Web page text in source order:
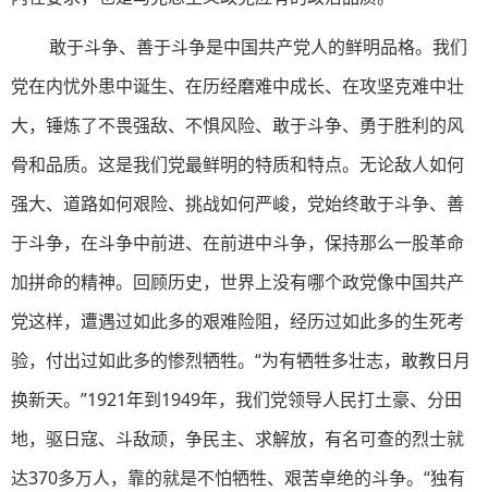
敢于斗争、善于斗争是中国共产党人的鲜明品格。我们
党在内忧外患中诞生、在历经磨难中成长、在攻坚克难中壮
大，锤炼了不畏强敌、不惧风险、敢于斗争、勇于胜利的风
骨和品质。这是我们党最鲜明的特质和特点。无论敌人如何
强大、道路如何艰险、挑战如何严峻，党始终敢于斗争、善
于斗争，在斗争中前进、在前进中斗争，保持那么一股革命
加拼命的精神。回顾历史，世界上没有哪个政党像中国共产
党这样，遭遇过如此多的艰难险阻，经历过如此多的生死考
验，付出过如此多的惨烈牺牲。“为有牺牲多壮志，敢教日月
换新天。”1921年到1949年，我们党领导人民打土豪、分田
地，驱日寇、斗敌顽，争民主、求解放，有名可查的烈士就
达370多万人，靠的就是不怕牺牲、艰苦卓绝的斗争。“独有